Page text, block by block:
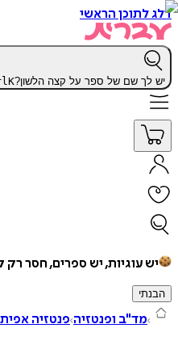
דלג לתוכן הראשי
יש לך שם של ספר על קצה הלשון?K
יש עוגיות, יש ספרים, חסר רק
הבנתי
מד"ב ופנטזיה פנטזיה אפית